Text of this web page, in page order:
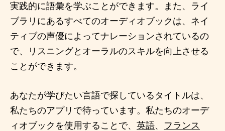
実践的に語彙を学ぶことができます。また、ライ
ブラリにあるすべてのオーディオブックは、ネイ
ティブの声優によってナレーションされているの
で、リスニングとオーラルのスキルを向上させる
ことができます。
あなたが学びたい言語で探しているタイトルは、
私たちのアプリで待っています。私たちのオーデ
ィオブックを使用することで、 英語、 フランス